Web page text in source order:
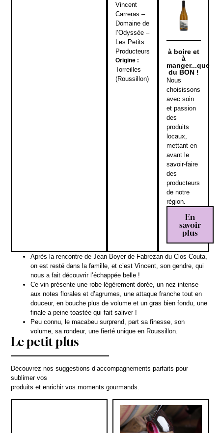
Vincent
Carreras –
Domaine de
l’Odyssée –
Les Petits
Producteurs
Origine :
Torreilles
(Roussillon)
à boire et
à
manger...que
du BON !
Nous
choisissons
avec soin
et passion
des
produits
locaux,
mettant en
avant le
savoir-faire
des
producteurs
de notre
région.
En
savoir
plus
Après la rencontre de Jean Boyer de Fabrezan du Clos Couta,
on est resté dans la famille, et c’est Vincent, son gendre, qui
nous a fait découvrir l’échappée belle !
Ce vin présente une robe légèrement dorée, un nez intense
aux notes florales et d’agrumes, une attaque franche tout en
douceur, en bouche plus de volume et un gras bien fondu, une
finale a peine toastée qui fait saliver !
Peu connu, le macabeu surprend, part sa finesse, son
volume, sa rondeur, une fierté unique en Roussillon.
Le petit plus
Découvrez nos suggestions d’accompagnements parfaits pour
sublimer vos
produits et enrichir vos moments gourmands.